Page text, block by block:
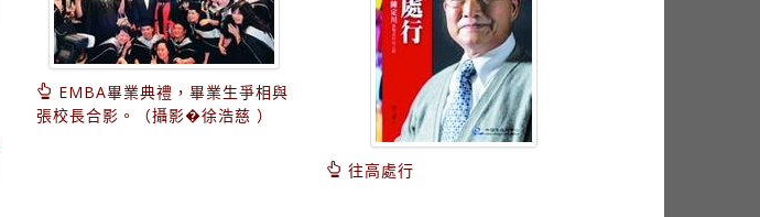
EMBA畢業典禮，畢業生爭相與
張校長合影。（攝影�徐浩慈 ）
往高處行